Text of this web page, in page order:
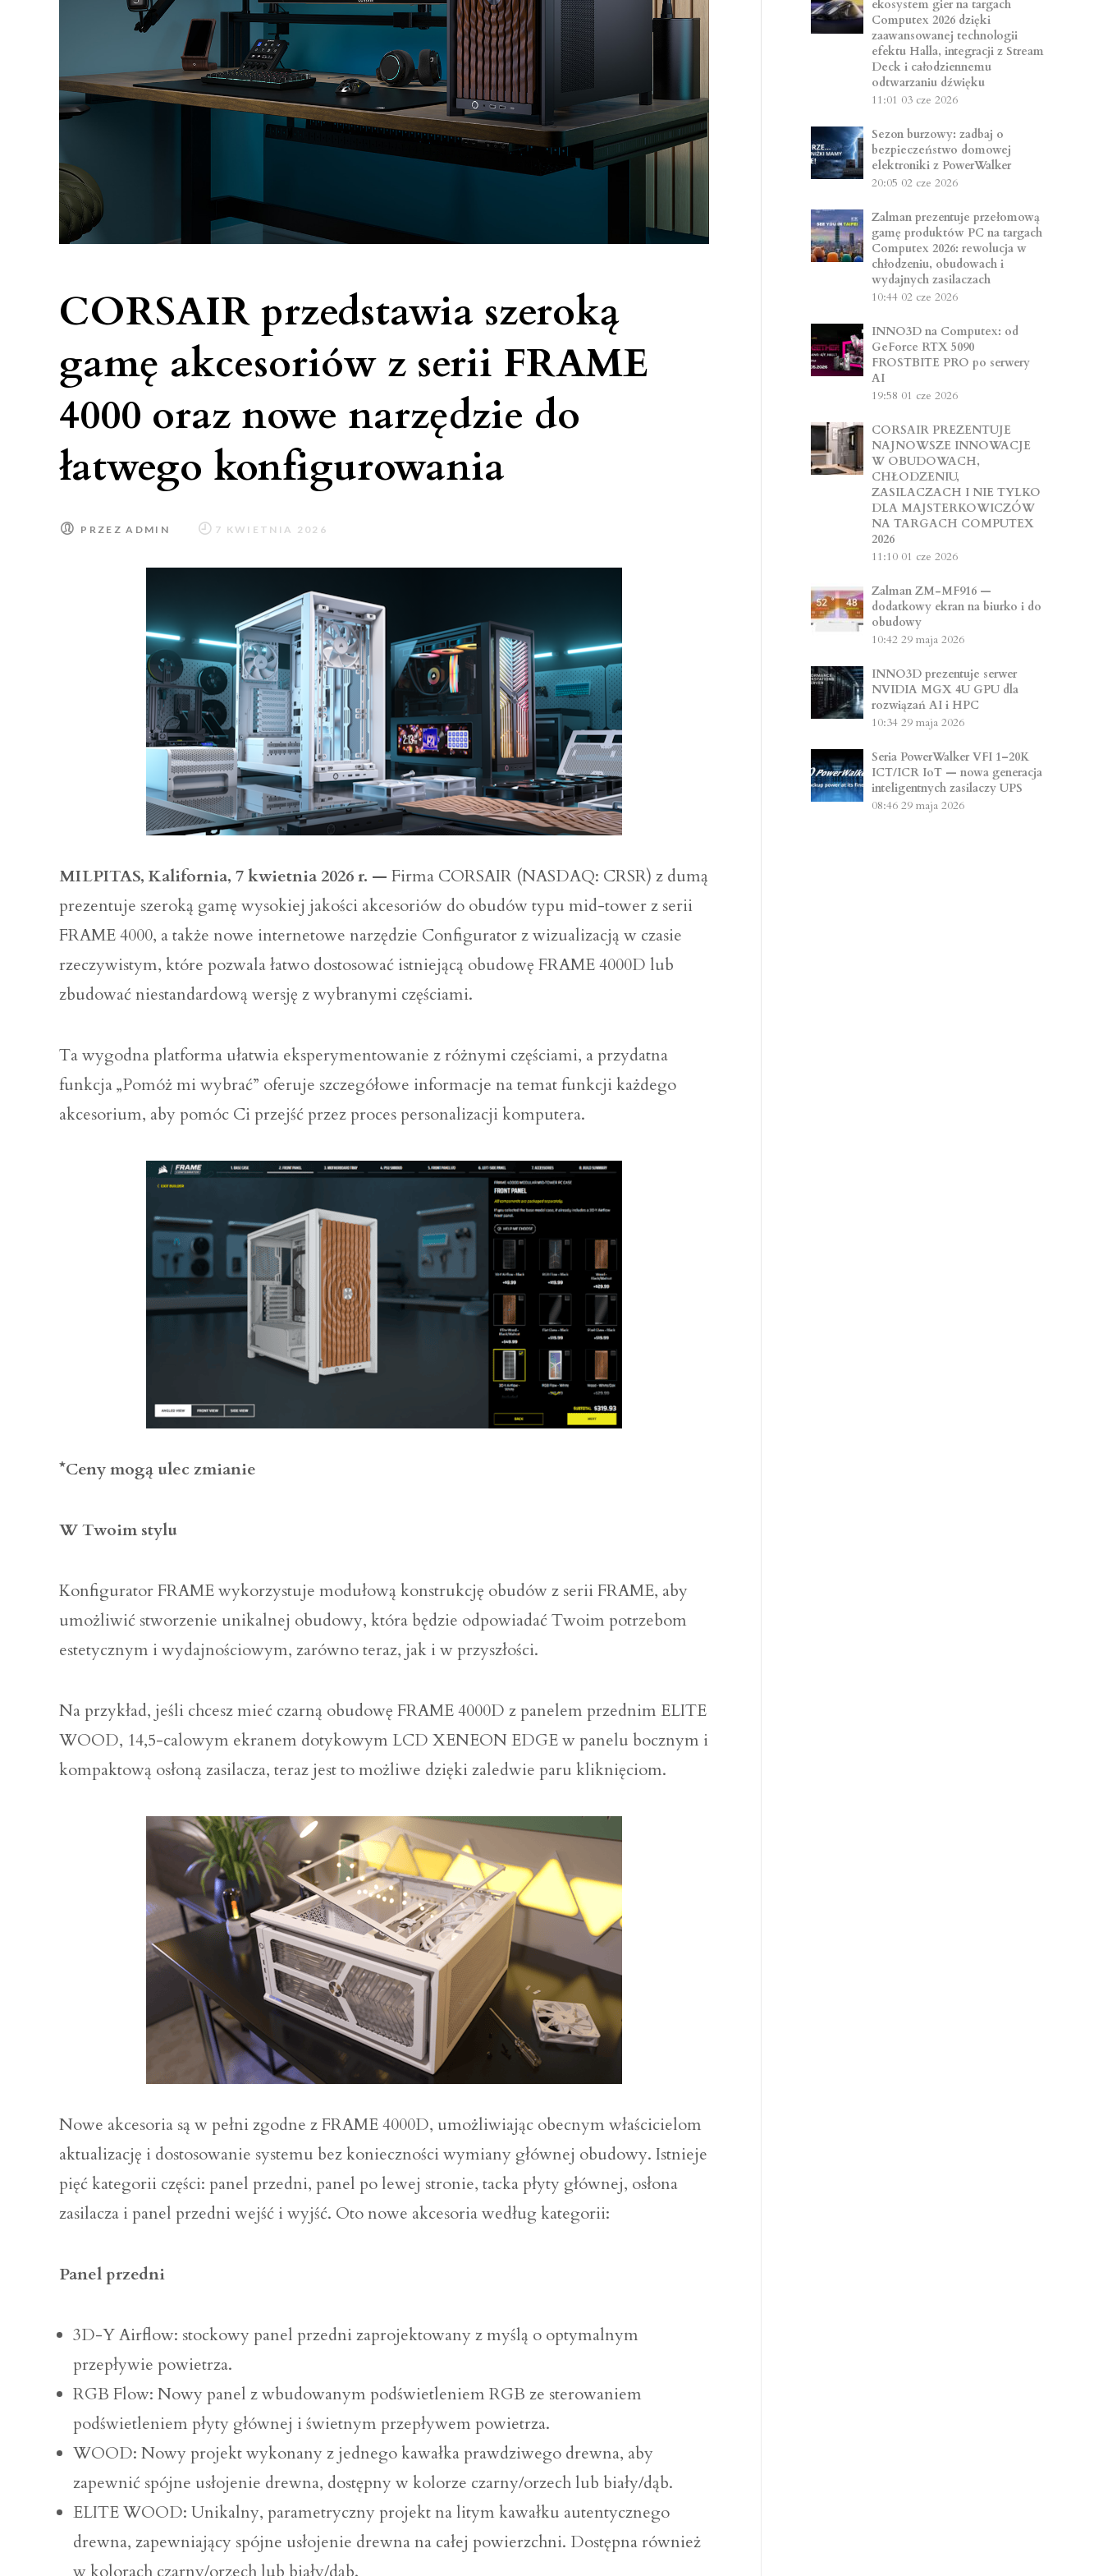
CORSAIR przedstawia szeroką
gamę akcesoriów z serii FRAME
4000 oraz nowe narzędzie do
łatwego konfigurowania
PRZEZADMIN
MILPITAS, Kalifornia, 7 kwietnia 2026 r. — Firma CORSAIR (NASDAQ: CRSR) z dumą
prezentuje szeroką gamę wysokiej jakości akcesoriów do obudów typu mid-tower z serii
FRAME 4000, a także nowe internetowe narzędzie Configurator z wizualizacją w czasie
rzeczywistym, które pozwala łatwo dostosować istniejącą obudowę FRAME 4000D lub
zbudować niestandardową wersję z wybranymi częściami.
Ta wygodna platforma ułatwia eksperymentowanie z różnymi częściami, a przydatna
funkcja „Pomóż mi wybrać” oferuje szczegółowe informacje na temat funkcji każdego
akcesorium, aby pomóc Ci przejść przez proces personalizacji komputera.
*Ceny mogą ulec zmianie
W Twoim stylu
Konfigurator FRAME wykorzystuje modułową konstrukcję obudów z serii FRAME, aby
umożliwić stworzenie unikalnej obudowy, która będzie odpowiadać Twoim potrzebom
estetycznym i wydajnościowym, zarówno teraz, jak i w przyszłości.
Na przykład, jeśli chcesz mieć czarną obudowę FRAME 4000D z panelem przednim ELITE
WOOD, 14,5-calowym ekranem dotykowym LCD XENEON EDGE w panelu bocznym i
kompaktową osłoną zasilacza, teraz jest to możliwe dzięki zaledwie paru kliknięciom.
Nowe akcesoria są w pełni zgodne z FRAME 4000D, umożliwiając obecnym właścicielom
aktualizację i dostosowanie systemu bez konieczności wymiany głównej obudowy. Istnieje
pięć kategorii części: panel przedni, panel po lewej stronie, tacka płyty głównej, osłona
zasilacza i panel przedni wejść i wyjść. Oto nowe akcesoria według kategorii:
Panel przedni
3D-Y Airflow: stockowy panel przedni zaprojektowany z myślą o optymalnym
przepływie powietrza.
RGB Flow: Nowy panel z wbudowanym podświetleniem RGB ze sterowaniem
podświetleniem płyty głównej i świetnym przepływem powietrza.
WOOD: Nowy projekt wykonany z jednego kawałka prawdziwego drewna, aby
zapewnić spójne usłojenie drewna, dostępny w kolorze czarny/orzech lub biały/dąb.
ELITE WOOD: Unikalny, parametryczny projekt na litym kawałku autentycznego
drewna, zapewniający spójne usłojenie drewna na całej powierzchni. Dostępna również
w kolorach czarny/orzech lub biały/dąb.
ekosystem gier na targach
Computex 2026 dzięki
zaawansowanej technologii
efektu Halla, integracji z Stream
Deck i całodziennemu
odtwarzaniu dźwięku
11:01 03 cze 2026
Sezon burzowy: zadbaj o
bezpieczeństwo domowej
elektroniki z PowerWalker
20:05 02 cze 2026
Zalman prezentuje przełomową
gamę produktów PC na targach
Computex 2026: rewolucja w
chłodzeniu, obudowach i
wydajnych zasilaczach
10:44 02 cze 2026
INNO3D na Computex: od
GeForce RTX 5090
FROSTBITE PRO po serwery
AI
19:58 01 cze 2026
CORSAIR PREZENTUJE
NAJNOWSZE INNOWACJE
W OBUDOWACH,
CHŁODZENIU,
ZASILACZACH I NIE TYLKO
DLA MAJSTERKOWICZÓW
NA TARGACH COMPUTEX
2026
11:10 01 cze 2026
Zalman ZM-MF916 —
dodatkowy ekran na biurko i do
obudowy
10:42 29 maja 2026
INNO3D prezentuje serwer
NVIDIA MGX 4U GPU dla
rozwiązań AI i HPC
10:34 29 maja 2026
Seria PowerWalker VFI 1–20K
ICT/ICR IoT — nowa generacja
inteligentnych zasilaczy UPS
08:46 29 maja 2026